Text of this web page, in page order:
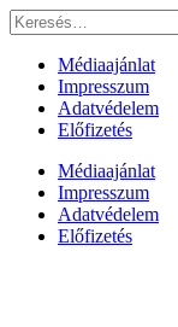
Ugrás
a
tartalomhoz
Keresés:
Médiaajánlat
Impresszum
Adatvédelem
Előfizetés
Médiaajánlat
Impresszum
Adatvédelem
Előfizetés